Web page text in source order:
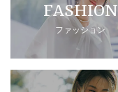
FASHION
ファッション